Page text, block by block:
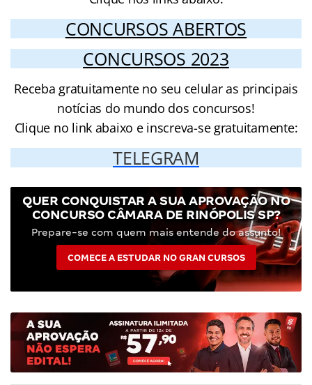
CONCURSOS ABERTOS
CONCURSOS 2023
Receba gratuitamente no seu celular as principais
notícias do mundo dos concursos!
Clique no link abaixo e inscreva-se gratuitamente:
TELEGRAM
QUER CONQUISTAR A SUA APROVAÇÃO NO
CONCURSO CÂMARA DE RINÓPOLIS SP?
Prepare-se com quem mais entende do assunto!
COMECE A ESTUDAR NO GRAN CURSOS